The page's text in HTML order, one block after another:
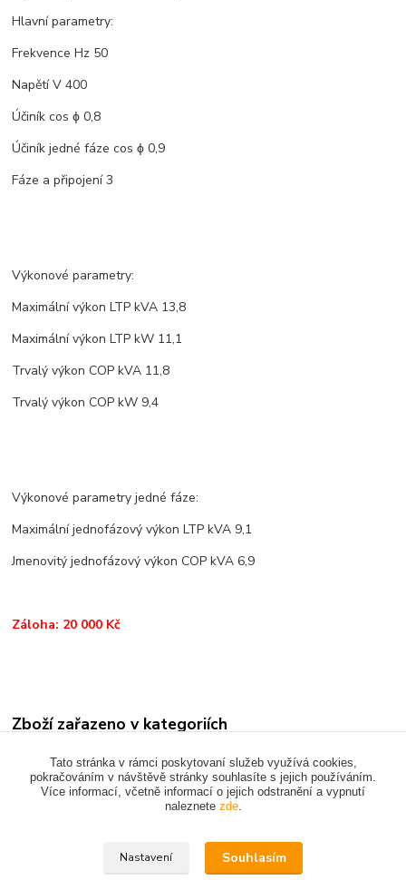
Hlavní parametry:
Frekvence Hz 50
Napětí V 400
Účiník cos ϕ 0,8
Účiník jedné fáze cos ϕ 0,9
Fáze a připojení 3
Výkonové parametry:
Maximální výkon LTP kVA 13,8
Maximální výkon LTP kW 11,1
Trvalý výkon COP kVA 11,8
Trvalý výkon COP kW 9,4
Výkonové parametry jedné fáze:
Maximální jednofázový výkon LTP kVA 9,1
Jmenovitý jednofázový výkon COP kVA 6,9
Záloha: 20 000 Kč
Zboží zařazeno v kategoriích
MÍCHAČKY - ELEKTROCENTRÁLY - SVÁŘEČKY
Upravit sběr cookies.
Tato stránka v rámci poskytovaní služeb využívá cookies,
pokračováním v návštěvě stránky souhlasíte s jejich používáním.
Více informací, včetně informací o jejich odstranění a vypnutí
naleznete zde.
Nastavení Souhlasím